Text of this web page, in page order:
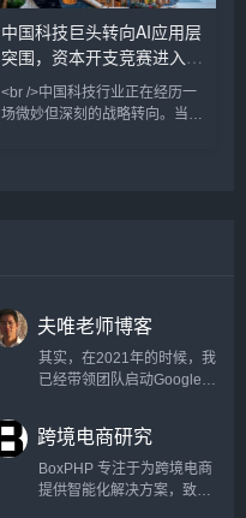
至车载显示的应用场景。从P0.4
超微间距到透明柔性屏，从裸眼
3D到虚拟制片，LED显示屏已
中国科技巨头转向AI应用层
突围，资本开支竞赛进入下
半场
<br />中国科技行业正在经历一
场微妙但深刻的战略转向。当全
转化率。<br /><br />这一变化
与站长之家（ChinaZ.com）近
期监测到的产业数据相互印证。
夫唯老师博客
其实，在2021年的时候，我
已经带领团队启动Google
突发奇想，如果口罩结束，
岂不是有大量的外国人要来
中国？于是我安排因口罩正
跨境电商研究
BoxPHP 专注于为跨境电商
提供智能化解决方案，致力